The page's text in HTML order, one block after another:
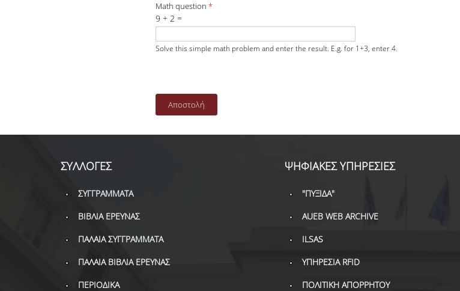
Math question*
9 + 2 =
Solve this simple math problem and enter the result. E.g. for 1+3, enter 4.
ΣΥΛΛΟΓΕΣ
ΣΥΓΓΡΑΜΜΑΤΑ
ΒΙΒΛΙΑ ΕΡΕΥΝΑΣ
ΠΑΛΑΙΑ ΣΥΓΓΡΑΜΜΑΤΑ
ΠΑΛΑΙΑ ΒΙΒΛΙΑ ΕΡΕΥΝΑΣ
ΠΕΡΙΟΔΙΚΑ
ΨΗΦΙΑΚΕΣ ΥΠΗΡΕΣΙΕΣ
"ΠΥΞΙΔΑ"
AUEB WEB ARCHIVE
ILSAS
ΥΠΗΡΕΣΙΑ RFID
ΠΟΛΙΤΙΚΗ ΑΠΟΡΡΗΤΟΥ